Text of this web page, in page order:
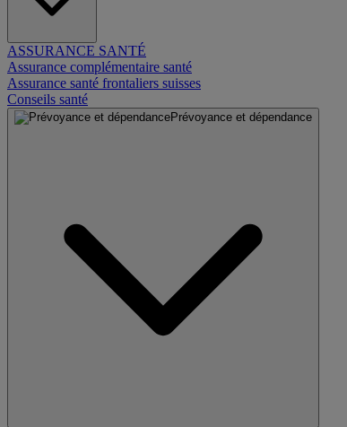
ASSURANCE SANTÉ
Assurance complémentaire santé
Assurance santé frontaliers suisses
Conseils santé
Prévoyance et dépendance